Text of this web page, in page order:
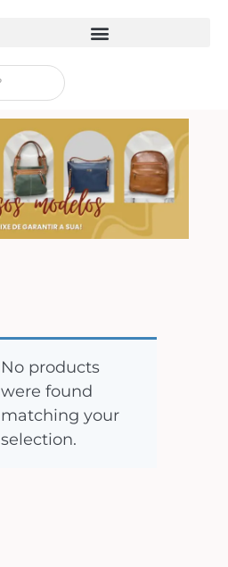
No products
were found
matching your
selection.